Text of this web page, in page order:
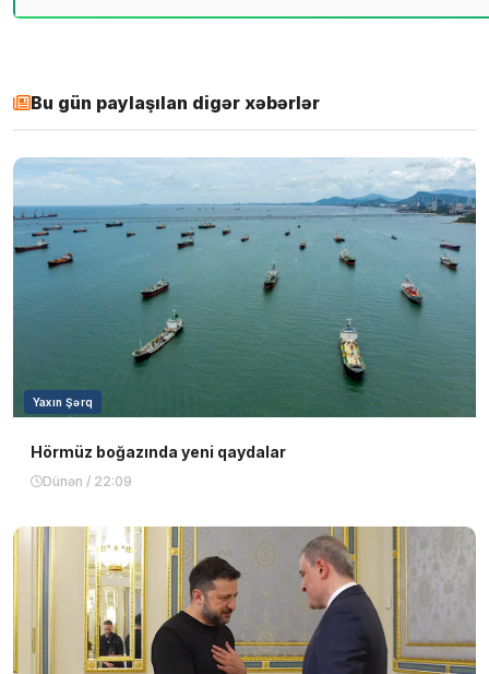
Bu gün paylaşılan digər xəbərlər
Yaxın Şərq
Hörmüz boğazında yeni qaydalar
Dünən / 22:09